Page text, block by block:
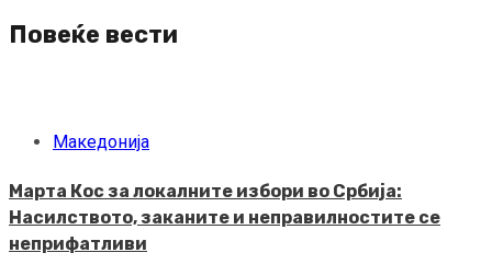
Повеќе вести
Македонија
Марта Кос за локалните избори во Србија:
Насилството, заканите и неправилностите се
неприфатливи